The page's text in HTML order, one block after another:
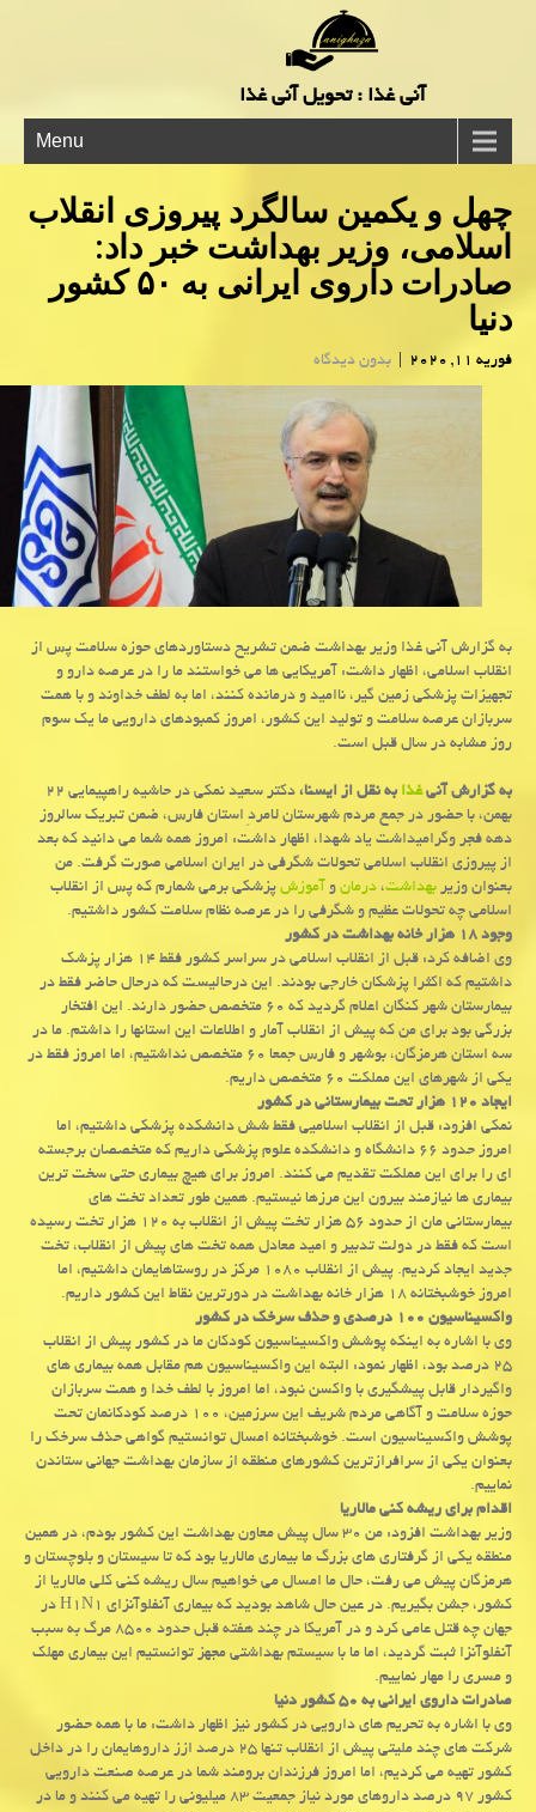
آنی غذا : تحویل آنی غذا
Menu
چهل و یكمین سالگرد پیروزی انقلاب
اسلامی، وزیر بهداشت خبر داد:
صادرات داروی ایرانی به ۵۰ كشور
دنیا
فوریه 11, 2020 | بدون دیدگاه
به گزارش آنی غذا وزیر بهداشت ضمن تشریح دستاوردهای حوزه سلامت پس از
انقلاب اسلامی، اظهار داشت: آمریكایی ها می خواستند ما را در عرصه دارو و
تجهیزات پزشكی زمین گیر، ناامید و درمانده كنند، اما به لطف خداوند و با همت
سربازان عرصه سلامت و تولید این كشور، امروز كمبودهای دارویی ما یك سوم
روز مشابه در سال قبل است.
به گزارش آنیغذابه نقل از ایسنا،
دكتر سعید نمكی در حاشیه راهپیمایی ۲۲
بهمن، با حضور در جمع مردم شهرستان لامردِ استان فارس، ضمن تبریك سالروز
دهه فجر وگرامیداشت یاد شهدا، اظهار داشت: امروز همه شما می دانید كه بعد
از پیروزی انقلاب اسلامی تحولات شگرفی در ایران اسلامی صورت گرفت. من
بعنوان وزیربهداشت،درمانوآموزشپزشكی برمی شمارم كه پس از انقلاب
اسلامی چه تحولات عظیم و شگرفی را در عرصه نظام سلامت كشور داشتیم.
وجود ۱۸ هزار خانه بهداشت در كشور
وی اضافه كرد: قبل از انقلاب اسلامی در سراسر كشور فقط ۱۴ هزار پزشك
داشتیم كه اكثرا پزشكان خارجی بودند. این درحالیست كه درحال حاضر فقط در
بیمارستان شهر كنگان اعلام گردید كه ۶۰ متخصص حضور دارند. این افتخار
بزرگی بود برای من كه پیش از انقلاب آمار و اطلاعات این استانها را داشتم. ما در
سه استان هرمزگان، بوشهر و فارس جمعا ۶۰ متخصص نداشتیم، اما امروز فقط در
یكی از شهرهای این مملكت ۶۰ متخصص داریم.
ایجاد ۱۲۰ هزار تحت بیمارستانی در كشور
نمكی افزود: قبل از انقلاب اسلامیی فقط شش دانشكده پزشكی داشتیم، اما
امروز حدود ۶۶ دانشگاه و دانشكده علوم پزشكی داریم كه متخصصان برجسته
ای را برای این مملكت تقدیم می كنند. امروز برای هیچ بیماری حتی سخت ترین
بیماری ها نیازمند بیرون این مرزها نیستیم. همین طور تعداد تخت های
بیمارستانی مان از حدود ۵۶ هزار تخت پیش از انقلاب به ۱۲۰ هزار تخت رسیده
است كه فقط در دولت تدبیر و امید معادل همه تخت های پیش از انقلاب، تخت
جدید ایجاد كردیم. پیش از انقلاب ۱۰۸۰ مركز در روستاهایمان داشتیم، اما
امروز خوشبختانه ۱۸ هزار خانه بهداشت در دورترین نقاط این كشور داریم.
واكسیناسیون ۱۰۰ درصدی و حذف سرخك در كشور
وی با اشاره به اینكه پوشش واكسیناسیون كودكان ما در كشور پیش از انقلاب
۲۵ درصد بود، اظهار نمود: البته این واكسیناسیون هم مقابل همه بیماری های
واگیردار قابل پیشگیری با واكسن نبود، اما امروز با لطف خدا و همت سربازان
حوزه سلامت و آگاهی مردم شریف این سرزمین، ۱۰۰ درصد كودكانمان تحت
پوشش واكسیناسیون است. خوشبختانه امسال توانستیم گواهی حذف سرخك را
بعنوان یكی از سرافرازترین كشورهای منطقه از سازمان بهداشت جهانی ستاندن
نماییم.
اقدام برای ریشه كنی مالاریا
وزیر بهداشت افزود: من ۳۰ سال پیش معاون بهداشت این كشور بودم، در همین
منطقه یكی از گرفتاری های بزرگ ما بیماری مالاریا بود كه تا سیستان و بلوچستان و
هرمزگان پیش می رفت، حال ما امسال می خواهیم سال ریشه كنی كلی مالاریا از
كشور، جشن بگیریم. در عین حال شاهد بودید كه بیماری آنفلوآنزای H۱N۱ در
جهان چه قتل عامی كرد و در آمریكا در چند هفته قبل حدود ۸۵۰۰ مرگ به سبب
آنفلوآنزا ثبت گردید، اما ما با سیستم بهداشتی مجهز توانستیم این بیماری مهلك
و مسری را مهار نماییم.
صادرات داروی ایرانی به ۵۰ كشور دنیا
وی با اشاره به تحریم های دارویی در كشور نیز اظهار داشت: ما با همه حضور
شركت های چند ملیتی پیش از انقلاب تنها ۲۵ درصد ازز داروهایمان را در داخل
كشور تهیه می كردیم، اما امروز فرزندان برومند شما در عرصه صنعت دارویی
كشور ۹۷ درصد داروهای مورد نیاز جمعیت ۸۳ میلیونی را تهیه می كنند و ما در